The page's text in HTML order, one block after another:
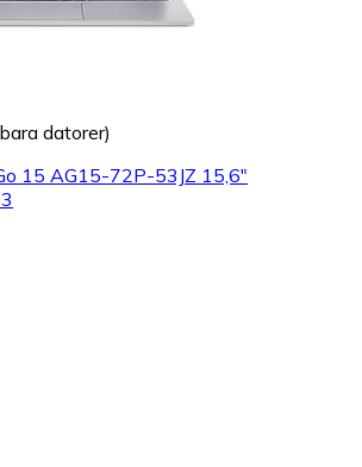
datorer)
15 AG15-72P-53JZ 15,6"